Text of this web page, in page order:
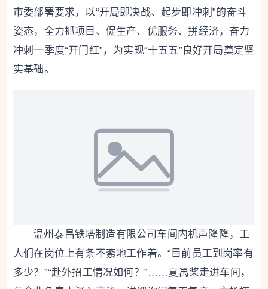
市委部署要求，以“开局即决战、起步即冲刺”的奋斗
姿态，全力抓项目、促生产、优服务、拼经济，奋力
冲刺一季度“开门红”，为实现“十五五”良好开局奠定坚
实基础。
温州泰昌铁塔制造有限公司车间内机声隆隆，工
人们在岗位上有条不紊地工作着。“目前员工到岗率有
多少？”“赴外招工情况如何？”……夏禹桨走进车间，